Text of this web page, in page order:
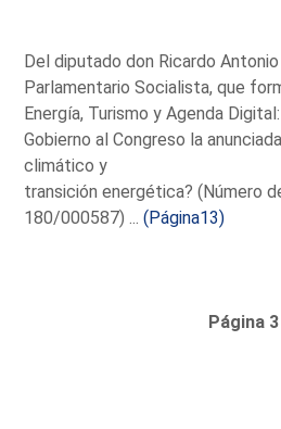
Del diputado don Ricardo
Parlamentario Socialista, que
Energía, Turismo y Agenda
Gobierno al Congreso la
climático y
transición energética? (Número
180/000587) ...(Página13)
Página 3